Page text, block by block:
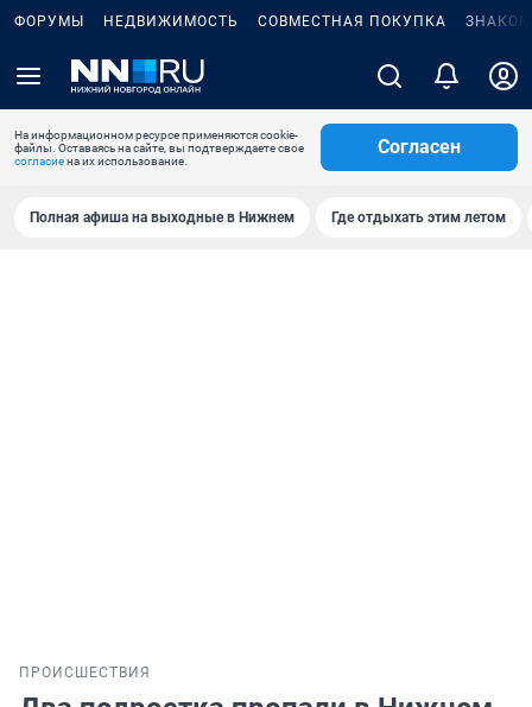
ФОРУМЫ НЕДВИЖИМОСТЬ СОВМЕСТНАЯ ПОКУПКА
На информационном ресурсе применяются cookie-
файлы. Оставаясь на сайте, вы подтверждаете свое
согласиена их использование.
Согласен
Полная афиша на выходные в Нижнем Где отдыхать этим летом
ПРОИСШЕСТВИЯ